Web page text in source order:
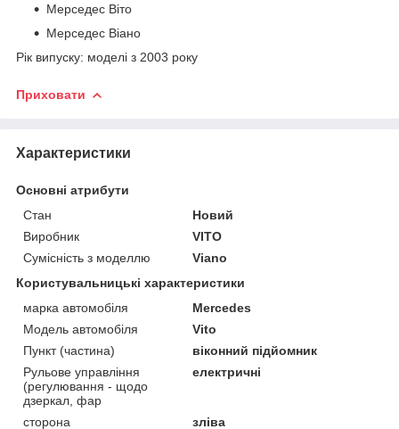
Мерседес Віто
Мерседес Віано
Рік випуску: моделі з 2003 року
Приховати
Характеристики
Основні атрибути
Стан
Новий
Виробник
VITO
Сумісність з моделлю
Viano
Користувальницькі характеристики
марка автомобіля
Mercedes
Модель автомобіля
Vito
Пункт (частина)
віконний підйомник
Рульове управління
(регулювання - щодо
дзеркал, фар
електричні
сторона зліва